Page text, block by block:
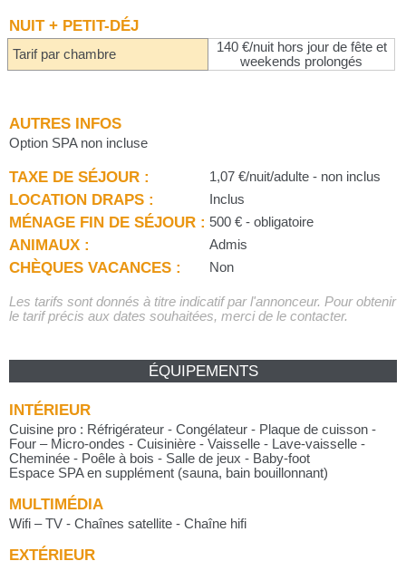
NUIT + PETIT-DÉJ
Tarif par chambre
140 €/nuit hors jour de fête et
weekends prolongés
AUTRES INFOS
Option SPA non incluse
TAXE DE SÉJOUR : 1,07 €/nuit/adulte - non inclus
LOCATION DRAPS : Inclus
MÉNAGE FIN DE SÉJOUR : 500 € - obligatoire
ANIMAUX : Admis
CHÈQUES VACANCES : Non
Les tarifs sont donnés à titre indicatif par l'annonceur. Pour obtenir
le tarif précis aux dates souhaitées, merci de le contacter.
ÉQUIPEMENTS
INTÉRIEUR
Cuisine pro : Réfrigérateur - Congélateur - Plaque de cuisson -
Four – Micro-ondes - Cuisinière - Vaisselle - Lave-vaisselle -
Cheminée - Poêle à bois - Salle de jeux - Baby-foot
Espace SPA en supplément (sauna, bain bouillonnant)
MULTIMÉDIA
Wifi – TV - Chaînes satellite - Chaîne hifi
EXTÉRIEUR